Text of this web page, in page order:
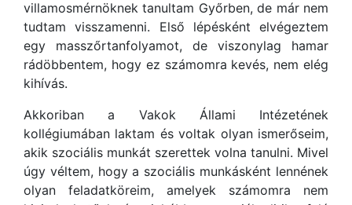
villamosmérnöknek tanultam Győrben, de már nem
tudtam visszamenni. Első lépésként elvégeztem
egy masszőrtanfolyamot, de viszonylag hamar
rádöbbentem, hogy ez számomra kevés, nem elég
kihívás.
Akkoriban a Vakok Állami Intézetének
kollégiumában laktam és voltak olyan ismerőseim,
akik szociális munkát szerettek volna tanulni. Mivel
úgy véltem, hogy a szociális munkásként lennének
olyan feladatköreim, amelyek számomra nem